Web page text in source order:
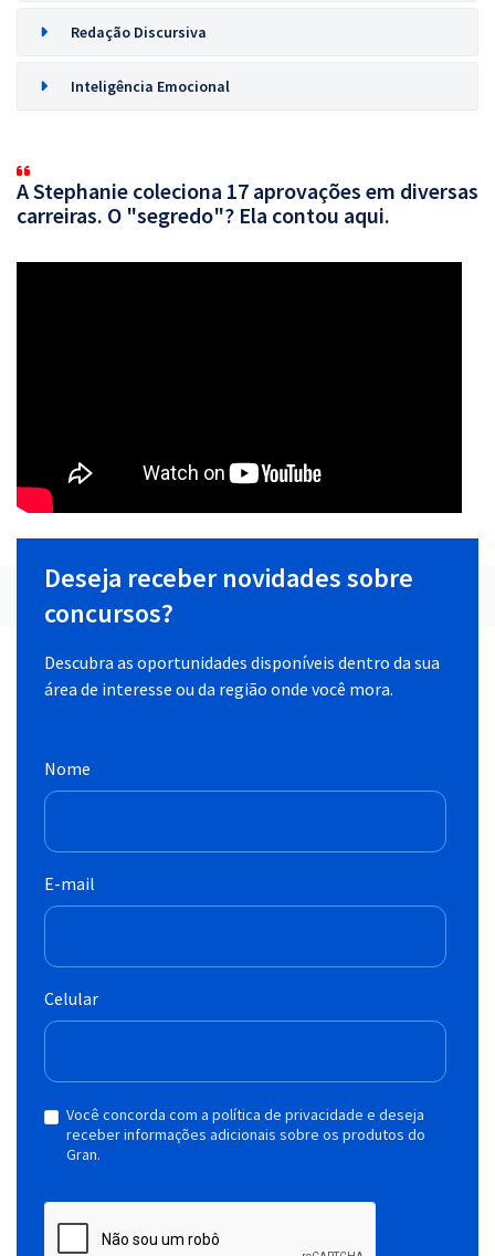
Redação Discursiva
Inteligência Emocional
A Stephanie coleciona 17 aprovações em diversas
carreiras. O "segredo"? Ela contou aqui.
Deseja receber novidades sobre
concursos?
Descubra as oportunidades disponíveis dentro da sua
área de interesse ou da região onde você mora.
Nome
E-mail
Celular
Você concorda com a política de privacidade e deseja
receber informações adicionais sobre os produtos do
Gran.